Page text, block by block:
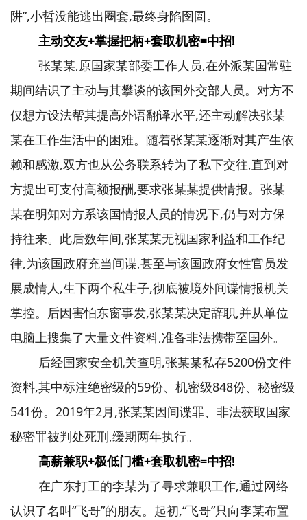
阱”,小哲没能逃出圈套,最终身陷囹圄。
主动交友+掌握把柄+套取机密=中招!
张某某,原国家某部委工作人员,在外派某国常驻
期间结识了主动与其攀谈的该国外交部人员。对方不
仅想方设法帮其提高外语翻译水平,还主动解决张某
某在工作生活中的困难。随着张某某逐渐对其产生依
赖和感激,双方也从公务联系转为了私下交往,直到对
方提出可支付高额报酬,要求张某某提供情报。张某
某在明知对方系该国情报人员的情况下,仍与对方保
持往来。此后数年间,张某某无视国家利益和工作纪
律,为该国政府充当间谍,甚至与该国政府女性官员发
展成情人,生下两个私生子,彻底被境外间谍情报机关
掌控。后因害怕东窗事发,张某某决定辞职,并从单位
电脑上搜集了大量文件资料,准备非法携带至国外。
后经国家安全机关查明,张某某私存5200份文件
资料,其中标注绝密级的59份、机密级848份、秘密级
541份。2019年2月,张某某因间谍罪、非法获取国家
秘密罪被判处死刑,缓期两年执行。
高薪兼职+极低门槛+套取机密=中招!
在广东打工的李某为了寻求兼职工作,通过网络
认识了名叫“飞哥”的朋友。起初,“飞哥”只向李某布置